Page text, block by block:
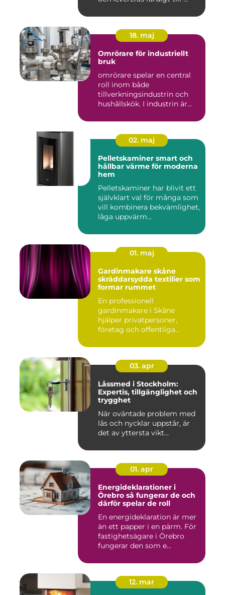
18. maj
Omrörare för industriellt
bruk
omrörare spelar en central
roll inom både
tillverkningsindustrin och
hushållskök. I industrin är
02. maj
Pelletskaminer smart och
hållbar värme för moderna
hem
Pelletskaminer har blivit ett
självklart val för många som
vill kombinera bekvämlighet,
låga uppvärm...
01. maj
Gardinmakare skåne
skräddarsydda textilier som
formar rummet
En professionell
gardinmakare i Skåne
hjälper privatpersoner,
företag och offentliga
03. apr
Låssmed i Stockholm:
Expertis, tillgänglighet och
trygghet
När oväntade problem med
lås och nycklar uppstår, är
det av yttersta vikt...
01. apr
Energideklarationer i
Örebro så fungerar de och
därför spelar de roll
En energideklaration är mer
än ett papper i en pärm. För
fastighetsägare i Örebro
fungerar den som e...
12. mar